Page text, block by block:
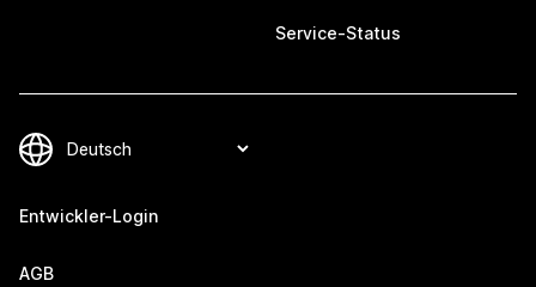
Service-Status
Entwickler-Login
AGB